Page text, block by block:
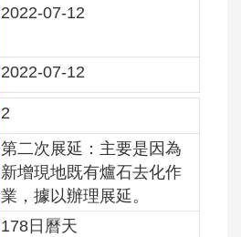
2022-07-12
2022-07-12
2
第二次展延：主要是因為
新增現地既有爐石去化作
業，據以辦理展延。
178日曆天